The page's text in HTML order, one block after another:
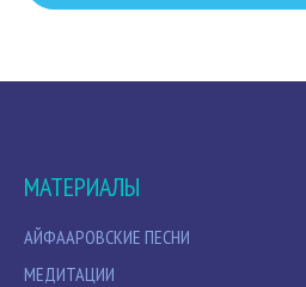
МАТЕРИАЛЫ
АЙФААРОВСКИЕ ПЕСНИ
МЕДИТАЦИИ